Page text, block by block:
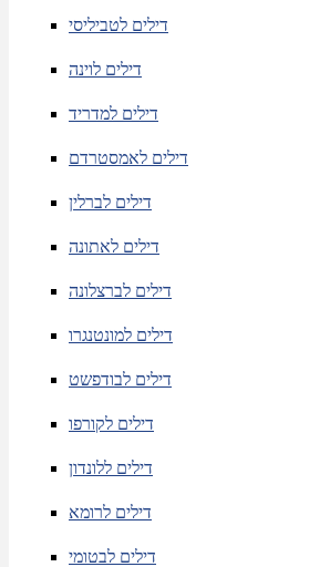
דילים לטביליסי
דילים לוינה
דילים למדריד
דילים לאמסטרדם
דילים לברלין
דילים לאתונה
דילים לברצלונה
דילים למונטנגרו
דילים לבודפשט
דילים לקורפו
דילים ללונדון
דילים לרומא
דילים לבטומי